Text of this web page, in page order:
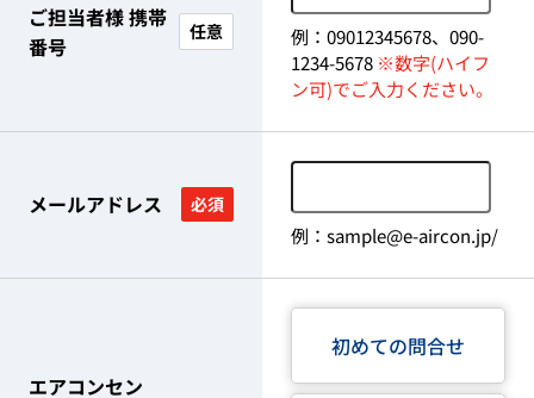
ご担当者様 携帯
番号
任意
例：09012345678、090-
1234-5678 ※数字(ハイフ
ン可)でご入力ください。
メールアドレス 必須
例：sample@e-aircon.jp/
エアコンセン
初めての問合せ